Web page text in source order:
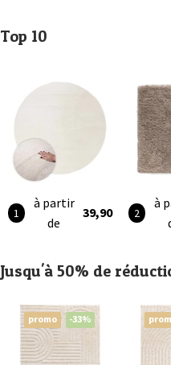
Top 10
à partir
de
39,90
à
de
Jusqu'à 50% de
promo -33% promo